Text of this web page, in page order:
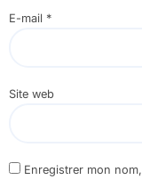
E-mail *
Site web
Enregistrer mon